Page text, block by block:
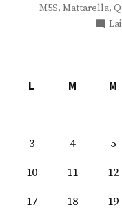
M5S, Mattarella,
L
M M
3
4 5
10
11 12
17
18 19